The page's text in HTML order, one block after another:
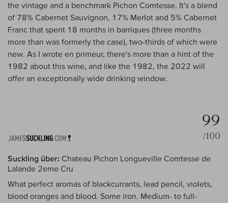
the vintage and a benchmark Pichon Comtesse. It's a blend
of 78% Cabernet Sauvignon, 17% Merlot and 5% Cabernet
Franc that spent 18 months in barriques (three months
more than was formerly the case), two-thirds of which were
new. As I wrote en primeur, there's more than a hint of the
1982 about this wine, and like the 1982, the 2022 will
offer an exceptionally wide drinking window.
99
/100
Suckling über: Chateau Pichon Longueville Comtesse de
Lalande 2eme Cru
What perfect aromas of blackcurrants, lead pencil, violets,
blood oranges and blood. Some iron. Medium- to full-